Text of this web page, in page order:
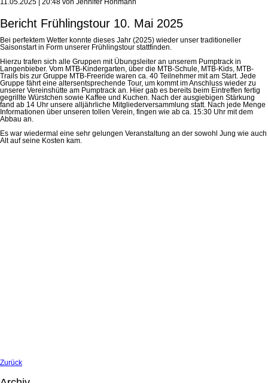
11.05.2025 | 20:48 von Jennifer Hohmann
Bericht Frühlingstour 10. Mai 2025
Bei perfektem Wetter konnte dieses Jahr (2025) wieder unser traditioneller
Saisonstart in Form unserer Frühlingstour stattfinden.
Hierzu trafen sich alle Gruppen mit Übungsleiter an unserem Pumptrack in
Langenbieber. Vom MTB-Kindergarten, über die MTB-Schule, MTB-Kids, MTB-
Trails bis zur Gruppe MTB-Freeride waren ca. 40 Teilnehmer mit am Start. Jede
Gruppe fährt eine altersentsprechende Tour, um kommt im Anschluss wieder zu
unserer Vereinshütte am Pumptrack an. Hier gab es bereits beim Eintreffen fertig
gegrillte Würstchen sowie Kaffee und Kuchen. Nach der ausgiebigen Stärkung
fand ab 14 Uhr unsere alljährliche Mitgliederversammlung statt. Nach jede Menge
Informationen über unseren tollen Verein, fingen wie ab ca. 15:30 Uhr mit dem
Abbau an.
Es war wiedermal eine sehr gelungen Veranstaltung an der sowohl Jung wie auch
Alt auf seine Kosten kam.
Zurück